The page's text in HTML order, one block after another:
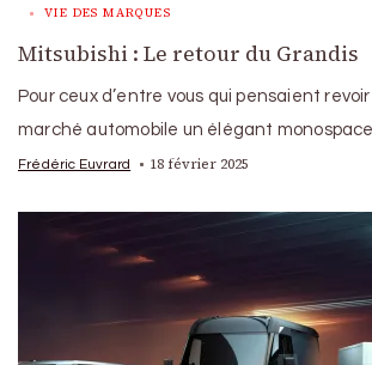
VIE DES MARQUES
Mitsubishi : Le retour du Grandis
Pour ceux d’entre vous qui pensaient
marché automobile un élégant monospace
Frédéric Euvrard 18 février 2025